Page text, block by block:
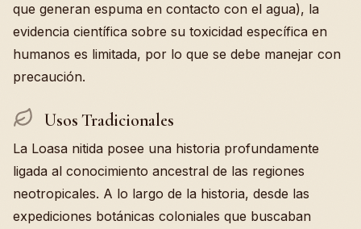
que generan espuma en contacto con el agua), la
evidencia científica sobre su toxicidad específica en
humanos es limitada, por lo que se debe manejar con
precaución.
Usos Tradicionales
La Loasa nitida posee una historia profundamente
ligada al conocimiento ancestral de las regiones
neotropicales. A lo largo de la historia, desde las
expediciones botánicas coloniales que buscaban